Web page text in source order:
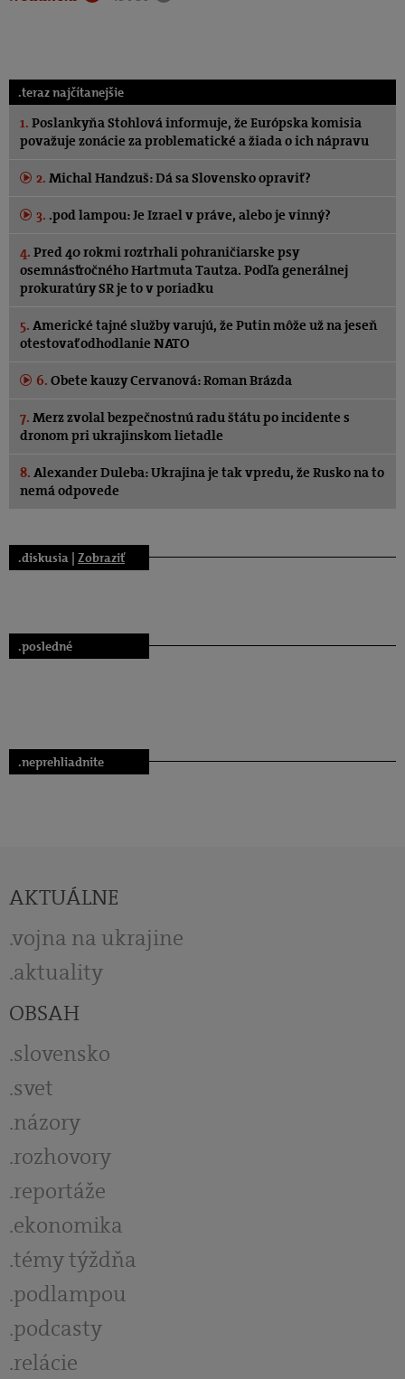
.teraz najčítanejšie
1. Poslankyňa Stohlová informuje, že Európska komisia
považuje zonácie za problematické a žiada o ich nápravu
2. Michal Handzuš: Dá sa Slovensko opraviť?
3. .pod lampou: Je Izrael v práve, alebo je vinný?
4. Pred 40 rokmi roztrhali pohraničiarske psy
osemnásťročného Hartmuta Tautza. Podľa generálnej
prokuratúry SR je to v poriadku
5. Americké tajné služby varujú, že Putin môže už na jeseň
otestovať odhodlanie NATO
6. Obete kauzy Cervanová: Roman Brázda
7. Merz zvolal bezpečnostnú radu štátu po incidente s
dronom pri ukrajinskom lietadle
8. Alexander Duleba: Ukrajina je tak vpredu, že Rusko na to
nemá odpovede
.diskusia | Zobraziť
.posledné
.neprehliadnite
AKTUÁLNE
vojna na ukrajine
aktuality
OBSAH
slovensko
svet
názory
rozhovory
reportáže
ekonomika
témy týždňa
podlampou
podcasty
relácie